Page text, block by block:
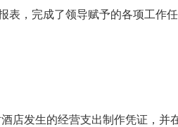
表，完成了领导赋予的各项工作
发生的经营支出制作凭证，并